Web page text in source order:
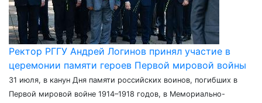
Ректор РГГУ Андрей Логинов принял участие в
церемонии памяти героев Первой мировой войны
31 июля, в канун Дня памяти российских воинов, погибших в
Первой мировой войне 1914–1918 годов, в Мемориально-